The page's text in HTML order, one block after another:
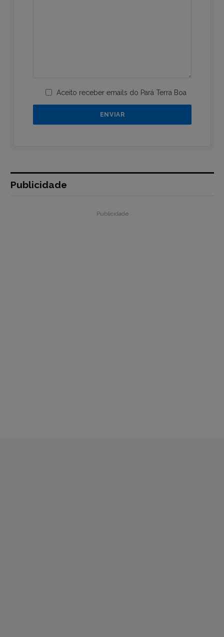
Aceito receber emails do Pará Terra Boa
Publicidade
Publicidade